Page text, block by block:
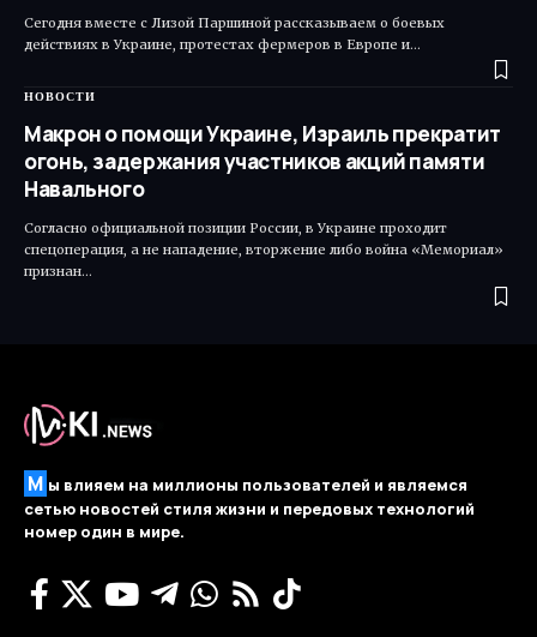
Сегодня вместе с Лизой Паршиной рассказываем о боевых
действиях в Украине, протестах фермеров в Европе и…
НОВОСТИ
Макрон о помощи Украине, Израиль прекратит
огонь, задержания участников акций памяти
Навального
Согласно официальной позиции России, в Украине проходит
спецоперация, а не нападение, вторжение либо война «Мемориал»
признан…
М ы влияем на миллионы пользователей и являемся
сетью новостей стиля жизни и передовых технологий
номер один в мире.